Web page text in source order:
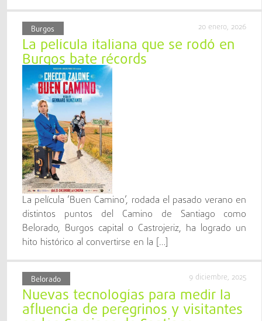
Burgos 20 enero, 2026
La película italiana que se rodó en
Burgos bate récords
La película ‘Buen Camino’, rodada el pasado verano en
distintos puntos del Camino de Santiago como
Belorado, Burgos capital o Castrojeriz, ha logrado un
hito histórico al convertirse en la […]
Belorado 9 diciembre, 2025
Nuevas tecnologías para medir la
afluencia de peregrinos y visitantes